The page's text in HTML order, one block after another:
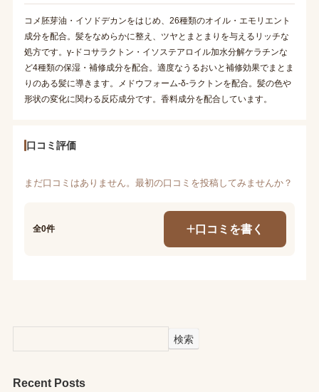
コメ胚芽油・イソドデカンをはじめ、26種類のオイル・エモリエント
成分を配合。髪をなめらかに整え、ツヤとまとまりを与えるリッチな
処方です。γ-ドコサラクトン・イソステアロイル加水分解ケラチンな
ど4種類の保湿・補修成分を配合。適度なうるおいと補修効果でまとま
りのある髪に導きます。メドウフォーム-δ-ラクトンを配合。髪の色や
形状の変化に関わる反応成分です。香料成分を配合しています。
口コミ評価
まだ口コミはありません。最初の口コミを投稿してみませんか？
全0件 口コミを書く
検索
Recent Posts